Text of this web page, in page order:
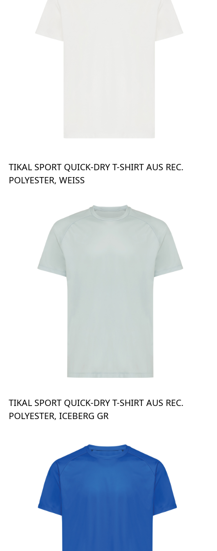
TIKAL SPORT QUICK-DRY T-SHIRT AUS REC.
POLYESTER, WEISS
TIKAL SPORT QUICK-DRY T-SHIRT AUS REC.
POLYESTER, ICEBERG GR